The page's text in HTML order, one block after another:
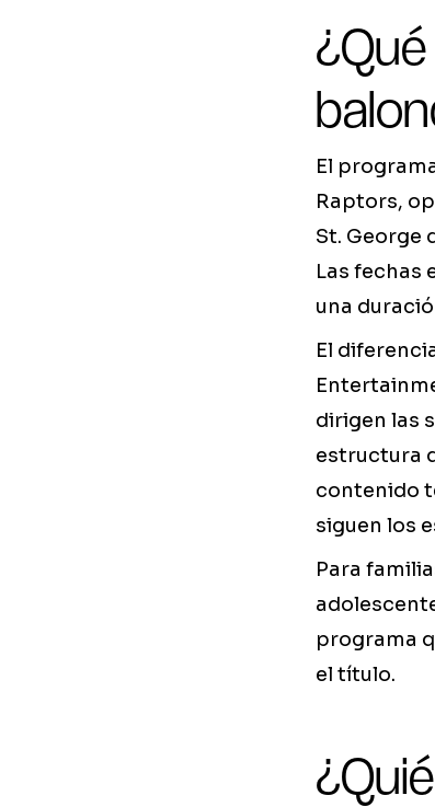
El
Raptors,
St. George
Las fechas
una
El
dirigen las
estructura
contenido
siguen los
Para
programa
el título.